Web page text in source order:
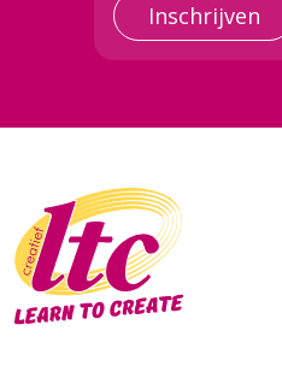
Inschrijven